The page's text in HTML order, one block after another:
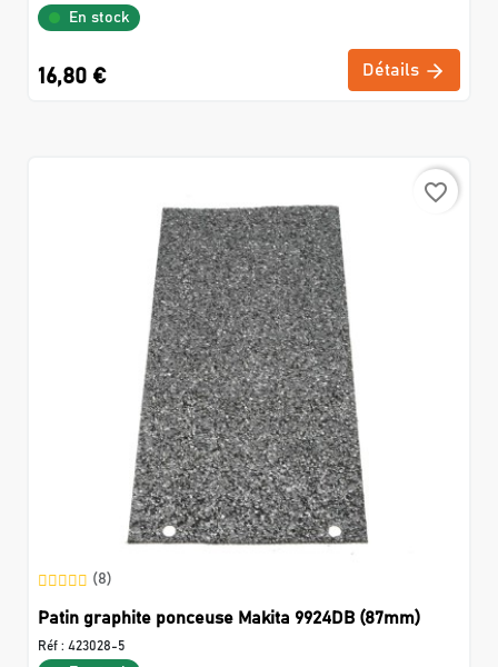
En stock
16,80 € Détails
favorite_border
(8)
Patin graphite ponceuse Makita 9924DB (87mm)
Réf : 423028-5